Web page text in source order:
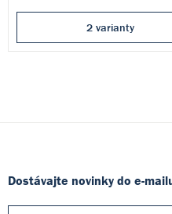
2 varianty
Dostávajte novinky do e-